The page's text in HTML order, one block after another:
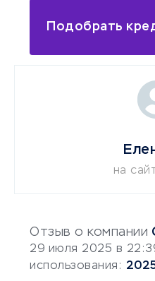
Подобрать
Отзыв о компании
29 июля 2025 в
использования:
на